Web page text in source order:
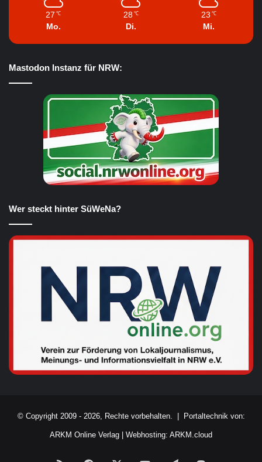
27 ℃
Mo.
28 ℃
Di.
23 ℃
Mi.
Mastodon Instanz für NRW:
Wer steckt hinter SüWeNa?
© Copyright 2009 - 2026, Rechte vorbehalten. | Portaltechnik von:
ARKM Online Verlag Webhosting: ARKM.cloud